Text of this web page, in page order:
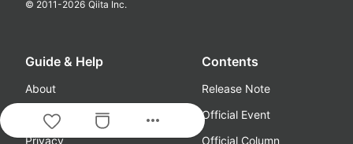
more_horiz
© 2011-2026 Qiita Inc.
Guide & Help
About
Terms
Privacy
Contents
Release Note
Official Event
Official Column